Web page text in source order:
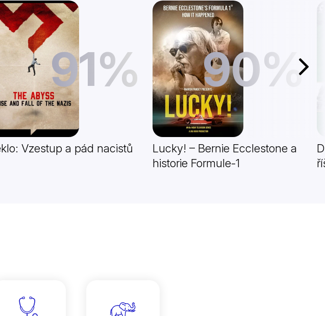
Další
91%
Vzestup a pád nacistů
90%
Lucky! – Bernie Ecclestone a
historie Formule-1